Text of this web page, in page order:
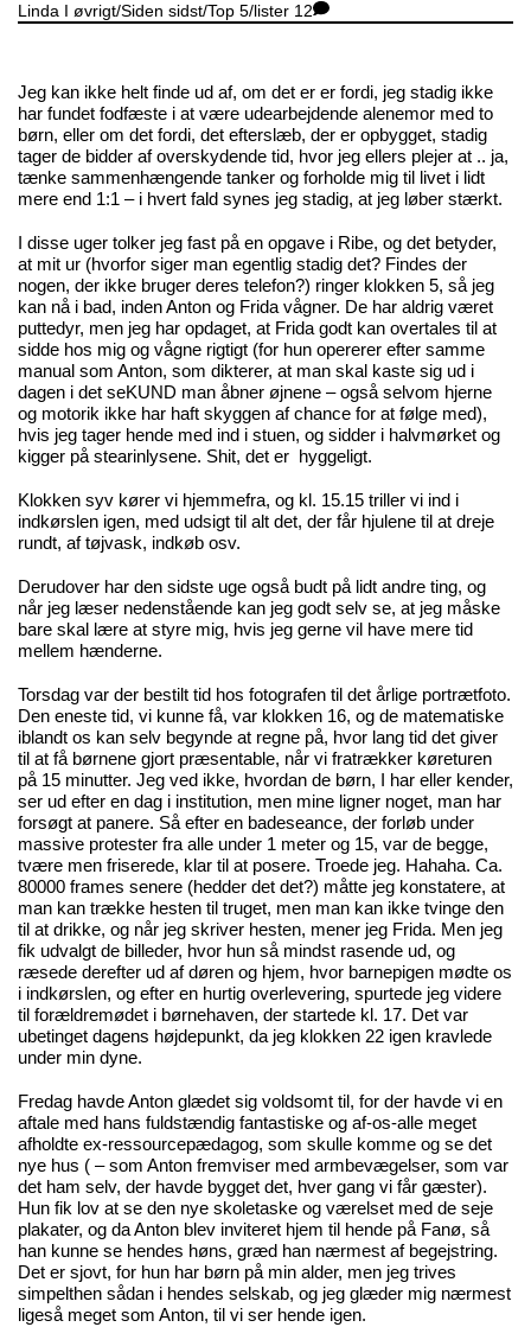
Linda I øvrigt/Siden sidst/Top 5/lister 12
Jeg kan ikke helt finde ud af, om det er er fordi, jeg stadig ikke
har fundet fodfæste i at være udearbejdende alenemor med to
børn, eller om det fordi, det efterslæb, der er opbygget, stadig
tager de bidder af overskydende tid, hvor jeg ellers plejer at .. ja,
tænke sammenhængende tanker og forholde mig til livet i lidt
mere end 1:1 – i hvert fald synes jeg stadig, at jeg løber stærkt.
I disse uger tolker jeg fast på en opgave i Ribe, og det betyder,
at mit ur (hvorfor siger man egentlig stadig det? Findes der
nogen, der ikke bruger deres telefon?) ringer klokken 5, så jeg
kan nå i bad, inden Anton og Frida vågner. De har aldrig været
puttedyr, men jeg har opdaget, at Frida godt kan overtales til at
sidde hos mig og vågne rigtigt (for hun opererer efter samme
manual som Anton, som dikterer, at man skal kaste sig ud i
dagen i det seKUND man åbner øjnene – også selvom hjerne
og motorik ikke har haft skyggen af chance for at følge med),
hvis jeg tager hende med ind i stuen, og sidder i halvmørket og
kigger på stearinlysene. Shit, det er hyggeligt.
Klokken syv kører vi hjemmefra, og kl. 15.15 triller vi ind i
indkørslen igen, med udsigt til alt det, der får hjulene til at dreje
rundt, af tøjvask, indkøb osv.
Derudover har den sidste uge også budt på lidt andre ting, og
når jeg læser nedenstående kan jeg godt selv se, at jeg måske
bare skal lære at styre mig, hvis jeg gerne vil have mere tid
mellem hænderne.
Torsdag var der bestilt tid hos fotografen til det årlige portrætfoto.
Den eneste tid, vi kunne få, var klokken 16, og de matematiske
iblandt os kan selv begynde at regne på, hvor lang tid det giver
til at få børnene gjort præsentable, når vi fratrækker køreturen
på 15 minutter. Jeg ved ikke, hvordan de børn, I har eller kender,
ser ud efter en dag i institution, men mine ligner noget, man har
forsøgt at panere. Så efter en badeseance, der forløb under
massive protester fra alle under 1 meter og 15, var de begge,
tvære men friserede, klar til at posere. Troede jeg. Hahaha. Ca.
80000 frames senere (hedder det det?) måtte jeg konstatere, at
man kan trække hesten til truget, men man kan ikke tvinge den
til at drikke, og når jeg skriver hesten, mener jeg Frida. Men jeg
fik udvalgt de billeder, hvor hun så mindst rasende ud, og
ræsede derefter ud af døren og hjem, hvor barnepigen mødte os
i indkørslen, og efter en hurtig overlevering, spurtede jeg videre
til forældremødet i børnehaven, der startede kl. 17. Det var
ubetinget dagens højdepunkt, da jeg klokken 22 igen kravlede
under min dyne.
Fredag havde Anton glædet sig voldsomt til, for der havde vi en
aftale med hans fuldstændig fantastiske og af-os-alle meget
afholdte ex-ressourcepædagog, som skulle komme og se det
nye hus ( – som Anton fremviser med armbevægelser, som var
det ham selv, der havde bygget det, hver gang vi får gæster).
Hun fik lov at se den nye skoletaske og værelset med de seje
plakater, og da Anton blev inviteret hjem til hende på Fanø, så
han kunne se hendes høns, græd han nærmest af begejstring.
Det er sjovt, for hun har børn på min alder, men jeg trives
simpelthen sådan i hendes selskab, og jeg glæder mig nærmest
ligeså meget som Anton, til vi ser hende igen.